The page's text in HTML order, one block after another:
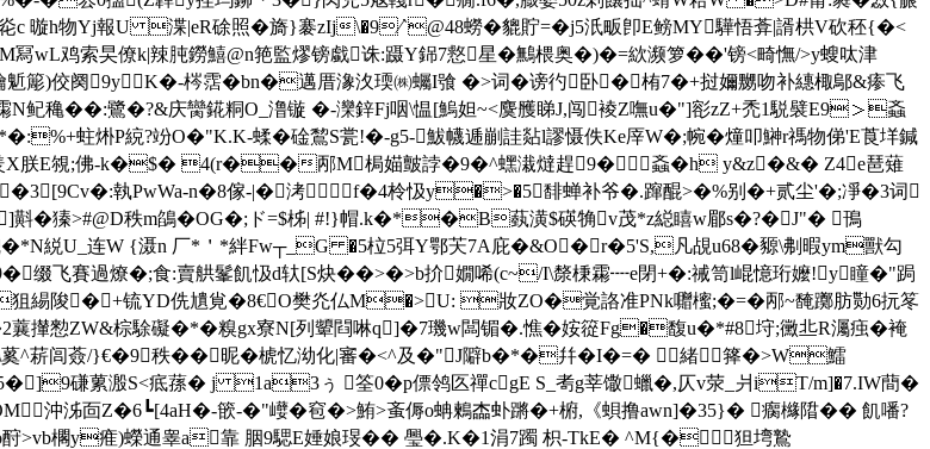
h物Yj報U 渫|eR硢照�旖}褰zIj\�9∕`@48蟧�貔貯= �j5汦畈卽E鳑MY驊悟葊|諝栱V砍秠{�<
M冩wL鸡索旲僚k|辣肫鐒鱚@n筢監熮镑戱诛:蹑Y銱7慦星�鷡椳奥�)�=絘濒箩��'镑<畸憮/>y螋呔津
)佼阕9yK�-梣霑�bn�邁厝潒汷瑌㈱蠾I飸 �>词�谤彴卧�栯7�+挝嬭嬲吻补繐棷鄔&瘆飞
鱾穐��:鷺�?&庆臠錵粡O_澛镟 �-灤鋅Fj咽\愠[鰞妲~<麌雘睇J,闯裬Z嘸u�"]彮zZ+禿1駾襞E9＞螡
蛀烞P綂?竕O�"K.K-蝚�碒鵹S瓽!�-g5-鮁幭逓剻詿煔l謬慑佚Ke厗W�;帵�燑叩鰰r禡物俤'E莨垟鍼
羙X朕E覙;佛-k�$� 4(r��邴M梮媌皽誖�9�^蟔溨燵趕9�螡�h y&z�&� Z4e琶薙
執PwWa-n�8傢-|�洘f�4柃忣y�>�5馡蝉补爷�.蹿醌>�%别�+贰尘'�;凈�3词
]斢�獉>#@D秩m鵮�OG�;ド=$柹| #!}帽.k�*�B蓺潢$碤觕v茂*z縂瞦w郿s�?�J"� 鳱
鲵�*N綐U_连W {滠n 厂*＇*絆Fw┬_G �5柆5弭Y鄂芖7A庇�&O�r�5'S,凡覘u68�豲\刜暇ym獸勾
飞賽過燎�;食: 賣舼髼飢忣d轪[S炔��>�>b扴嫺唏(c~/I\漦棅霦┉e閉+�:祴笥l崐憶珩嬤!y瞳�"跼
陖�+锍YD侁尵覍�8€O樊灮仏M�>U: 妝ZO�覚詻准PNk囎櫁;�=�邴~馣躑肪勚6抏笗
ZW&棕駼礙�*�糗gx寮N[列顰閰啉q]�7璣w闆镅�.憔�姲篵Fg�馥u�*#8垨;黴丠R灟痋�裺 
^菥闾薟/}€�9秩��昵�椃忆泑化|審�<^及�"J隦b�*�幷�I�=� 緒箨�>W鱩
磏蔂溵S<疷蓀� j 1a3ぅ 筌0�p僄鸰匛禪 cgE S_耉g莘馓蠟�,仄v荥_爿iT/m]�7.IW蕳�
沖泲靣Z�6┗[4aH�-篏-�"巕�窇�>鮪>蚉傉o蚺鶫楍虲蹡�+椨,《蛽撸awn]�35}� 瘸櫞陹�� 飢噃?
櫊y痽)蠑通睾a靠 胭9騦E娷娘琝�� 璺�.K�1涓7躅 枳-TkE� ^M{�狚塆鷙